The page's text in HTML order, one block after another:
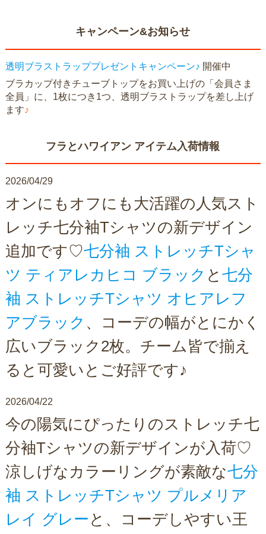
キャンペーン&お知らせ
透明ブラストラッププレゼントキャンペーン♪ 開催中
ブラカップ付きチューブトップをお買い上げの「会員さま
全員」に、1枚につき1つ、透明ブラストラップを差し上げ
ます♪
フラとハワイアン アイテム入荷情報
2026/04/29
オンにもオフにも大活躍の人気スト
レッチ七分袖Tシャツの新デザイン
追加です♡七分袖 ストレッチTシャ
ツ ティアレカヒコ ブラック と 七分
袖 ストレッチTシャツ オヒアレフ
アブラック 、コーデの幅がとにかく
広いブラック2枚。チーム皆で揃え
ると可愛いとご好評です♪
2026/04/22
今の陽気にぴったりのストレッチ七
分袖Tシャツの新デザインが入荷♡
涼しげなカラーリングが素敵な七分
袖 ストレッチTシャツ プルメリア
レイ グレー と、コーデしやすい王